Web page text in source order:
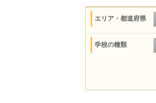
エリア・都道府県
学校の種類